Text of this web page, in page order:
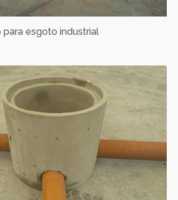
esgoto industrial